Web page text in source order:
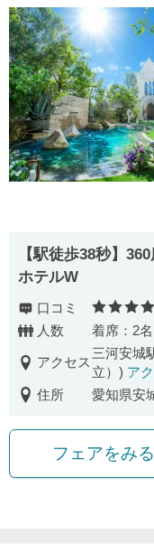
【駅徒歩38秒】
ホテルW
口コミ
人数
着席：2
アクセス
三河安城
立）) ア
住所
愛知県安
フェアをみる